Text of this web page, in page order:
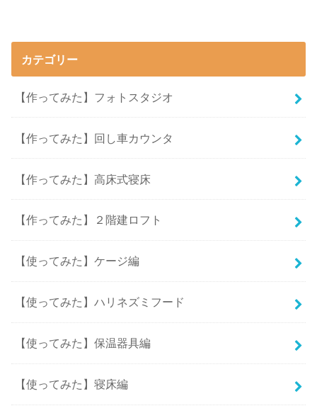
カテゴリー
【作ってみた】フォトスタジオ
【作ってみた】回し車カウンタ
【作ってみた】高床式寝床
【作ってみた】２階建ロフト
【使ってみた】ケージ編
【使ってみた】ハリネズミフード
【使ってみた】保温器具編
【使ってみた】寝床編